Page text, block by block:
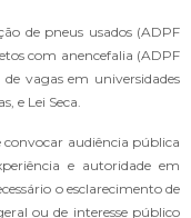
de pneus usados (ADPF
com anencefalia (ADPF
vagas em universidades
e Lei Seca.
convocar audiência pública
e autoridade em
o esclarecimento de
ou de interesse público